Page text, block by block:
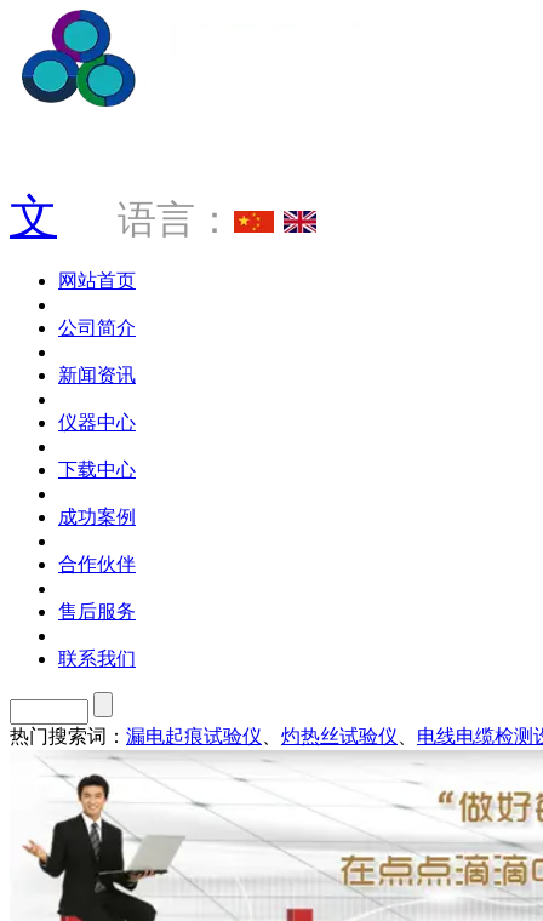
文 语言：
网站首页
公司简介
新闻资讯
仪器中心
下载中心
成功案例
合作伙伴
售后服务
联系我们
热门搜索词： 漏电起痕试验仪 灼热丝试验仪 电线电缆检测